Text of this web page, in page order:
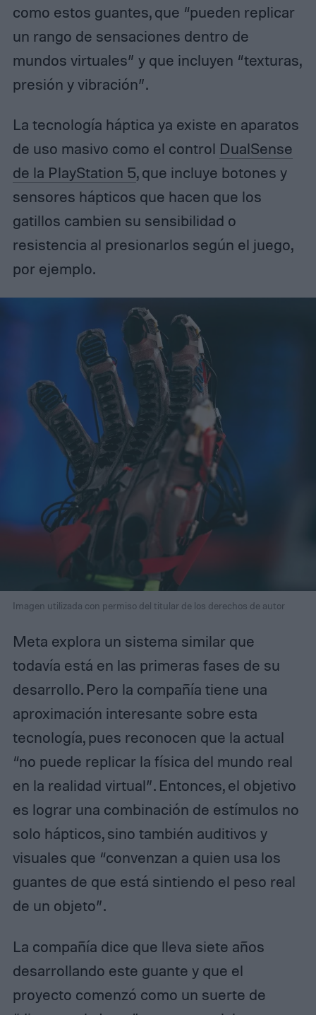
como estos guantes, que “pueden replicar
un rango de sensaciones dentro de
mundos virtuales” y que incluyen “texturas,
presión y vibración”.
La tecnología háptica ya existe en aparatos
de uso masivo como el control DualSense
de la PlayStation 5, que incluye botones y
sensores hápticos que hacen que los
gatillos cambien su sensibilidad o
resistencia al presionarlos según el juego,
por ejemplo.
Imagen utilizada con permiso del titular de los derechos de autor
Meta explora un sistema similar que
todavía está en las primeras fases de su
desarrollo. Pero la compañía tiene una
aproximación interesante sobre esta
tecnología, pues reconocen que la actual
“no puede replicar la física del mundo real
en la realidad virtual”. Entonces, el objetivo
es lograr una combinación de estímulos no
solo hápticos, sino también auditivos y
visuales que “convenzan a quien usa los
guantes de que está sintiendo el peso real
de un objeto”.
La compañía dice que lleva siete años
desarrollando este guante y que el
proyecto comenzó como un suerte de